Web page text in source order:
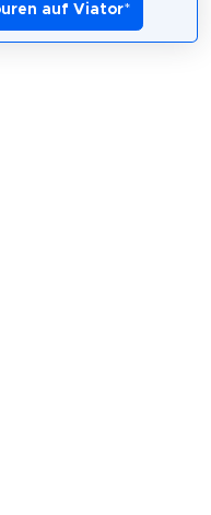
auf Viator*